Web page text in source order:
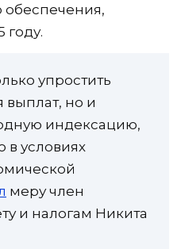
обеспечения,
году.
упростить
выплат, но и
индексацию,
в условиях
меру член
и налогам Никита